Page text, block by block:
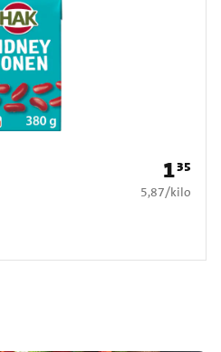
Prijs: €
135
€ 5,87 per kilo
5,87/kilo